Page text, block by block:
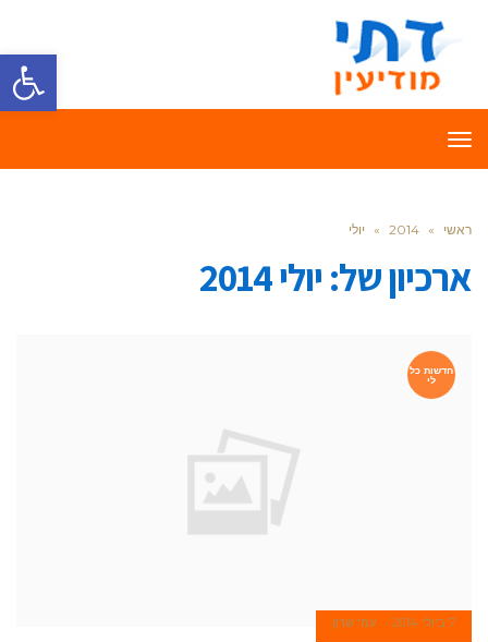
פתח
תפריט
ראשי »
2014
» יולי
ארכיון של:יולי 2014
חדשות כל
לי
7 ביולי 2014 עמי שרון